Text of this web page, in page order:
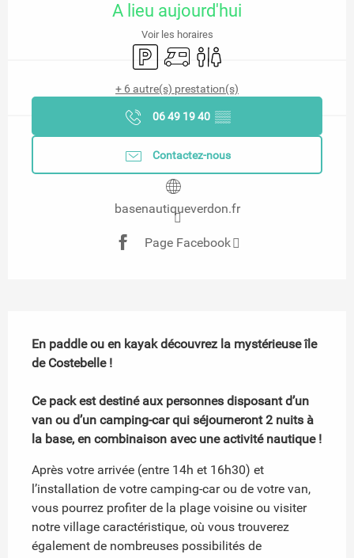
A lieu aujourd'hui
Voir les horaires
ParkingAccueil camping car
Toilettes
+ 6 autre(s) prestation(s)
06 49 19 40 ▒▒
Contactez-nous
basenautiqueverdon.fr
Page Facebook
En paddle ou en kayak découvrez la mystérieuse île
de Costebelle !
Ce pack est destiné aux personnes disposant d’un
van ou d’un camping-car qui séjourneront 2 nuits à
la base, en combinaison avec une activité nautique !
Après votre arrivée (entre 14h et 16h30) et
l’installation de votre camping-car ou de votre van,
vous pourrez profiter de la plage voisine ou visiter
notre village caractéristique, où vous trouverez
également de nombreuses possibilités de